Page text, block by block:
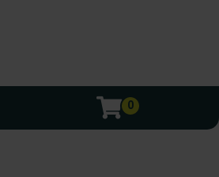
0